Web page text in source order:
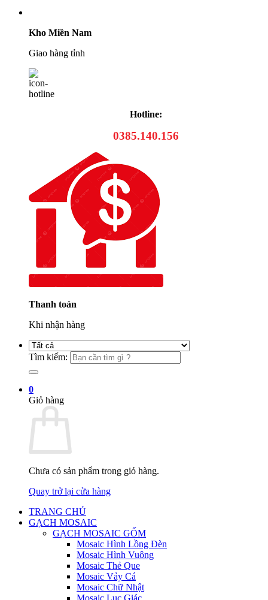
Kho Miền Nam
Giao hàng tỉnh
Hotline:
0385.140.156
Thanh toán
Khi nhận hàng
Tìm kiếm:
0
Giỏ hàng
Chưa có sản phẩm trong giỏ hàng.
Quay trở lại cửa hàng
TRANG CHỦ
GẠCH MOSAIC
GẠCH MOSAIC GỐM
Mosaic Hình Lồng Đèn
Mosaic Hình Vuông
Mosaic Thẻ Que
Mosaic Vảy Cá
Mosaic Chữ Nhật
Mosaic Lục Giác